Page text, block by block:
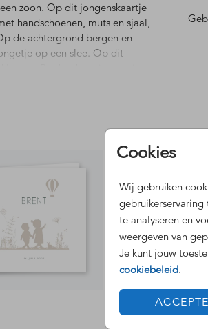
Cookies
Wij gebruiken
gebruikerservaring
te analyseren en
weergeven van
Je kunt jouw
cookiebeleid.
zoon. Op dit jongenskaartje
handschoenen, muts en sjaal,
de achtergrond bergen en
op een slee. Op dit
met een ander silhouet of